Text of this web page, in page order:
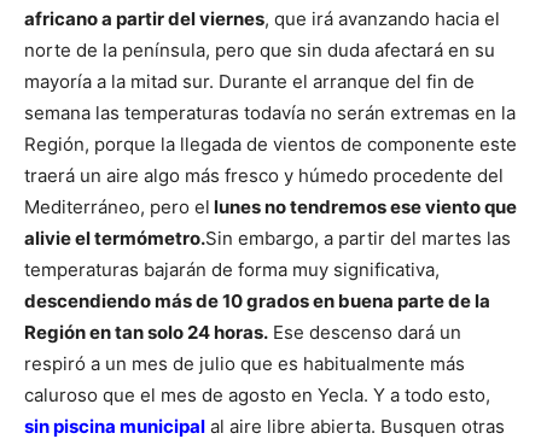
africano a partir del viernes, que irá avanzando hacia el
norte de la península, pero que sin duda afectará en su
mayoría a la mitad sur. Durante el arranque del fin de
semana las temperaturas todavía no serán extremas en la
Región, porque la llegada de vientos de componente este
traerá un aire algo más fresco y húmedo procedente del
Mediterráneo, pero el lunes no tendremos ese viento que
alivie el termómetro.Sin embargo, a partir del martes las
temperaturas bajarán de forma muy significativa,
descendiendo más de 10 grados en buena parte de la
Región en tan solo 24 horas. Ese descenso dará un
respiró a un mes de julio que es habitualmente más
caluroso que el mes de agosto en Yecla. Y a todo esto,
sin piscina municipal al aire libre abierta. Busquen otras